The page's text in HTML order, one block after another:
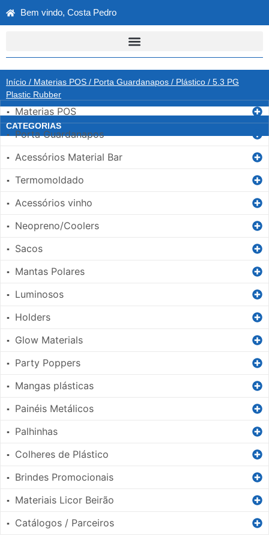
Bem vindo, Costa Pedro
Início / Materias POS / Porta Guardanapos / Plástico / 5.3 PG
Plastic Rubber
CATEGORIAS
▪ Materias POS
▪ Porta Guardanapos
▪ Acessórios Material Bar
▪ Termomoldado
▪ Acessórios vinho
▪ Neopreno/Coolers
▪ Sacos
▪ Mantas Polares
▪ Luminosos
▪ Holders
▪ Glow Materials
▪ Party Poppers
▪ Mangas plásticas
▪ Painéis Metálicos
▪ Palhinhas
▪ Colheres de Plástico
▪ Brindes Promocionais
▪ Materiais Licor Beirão
▪ Catálogos / Parceiros